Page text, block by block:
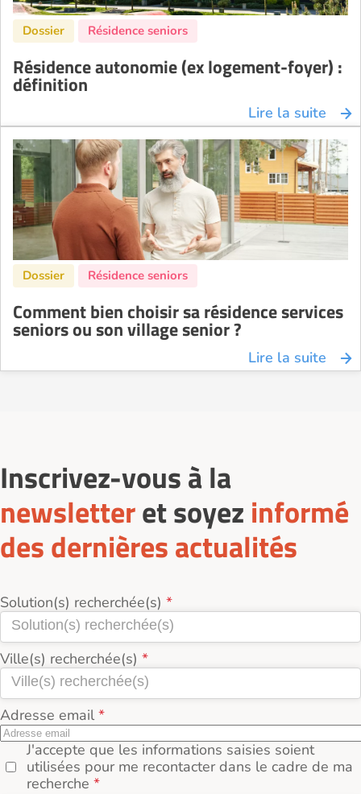
Résidence autonomie (ex logement-foyer) :
définition
Lire la suite
Comment bien choisir sa résidence services
seniors ou son village senior ?
Lire la suite
Inscrivez-vous à la
newsletteret soyez informé
des dernières actualités
Solution(s) recherchée(s)
Ville(s) recherchée(s)
Adresse email
J'accepte que les informations saisies soient
utilisées pour me recontacter dans le cadre de ma
recherche